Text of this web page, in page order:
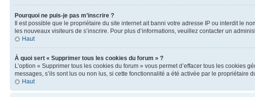
Pourquoi ne puis-je pas m’inscrire ?
Il est possible que le propriétaire du site internet ait banni votre adresse IP ou interdit le
les nouveaux visiteurs de s’inscrire. Pour plus d’informations, veuillez contacter un
Haut
À quoi sert « Supprimer tous les cookies du forum » ?
L’option « Supprimer tous les cookies du forum » vous permet d’effacer tous les cookies
messages, s’ils sont lus ou non lus, si cette fonctionnalité a été activée par le
Haut